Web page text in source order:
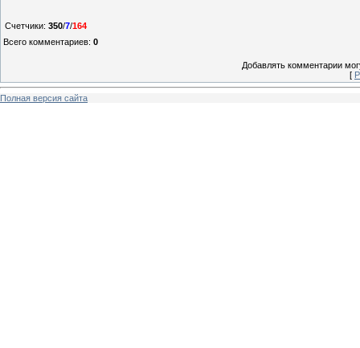
Счетчики: 350/7/164
Всего комментариев: 0
Добавлять комментарии
[
Полная версия сайта